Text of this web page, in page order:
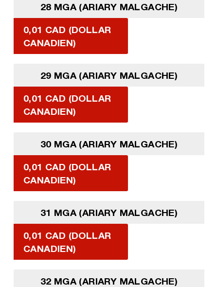
28 MGA (ARIARY MALGACHE)
0,01 CAD (DOLLAR
CANADIEN)
29 MGA (ARIARY MALGACHE)
0,01 CAD (DOLLAR
CANADIEN)
30 MGA (ARIARY MALGACHE)
0,01 CAD (DOLLAR
CANADIEN)
31 MGA (ARIARY MALGACHE)
0,01 CAD (DOLLAR
CANADIEN)
32 MGA (ARIARY MALGACHE)